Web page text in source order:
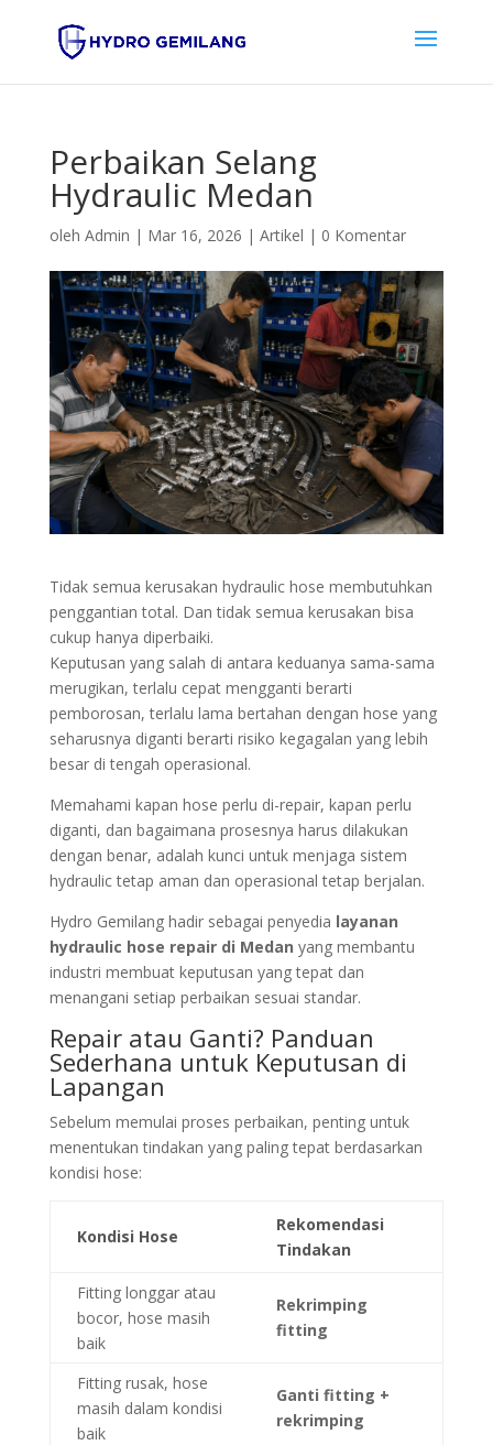
Perbaikan Selang
Hydraulic Medan
oleh Admin | Mar 16, 2026 | Artikel | 0 Komentar
Tidak semua kerusakan hydraulic hose membutuhkan
penggantian total. Dan tidak semua kerusakan bisa
cukup hanya diperbaiki.
Keputusan yang salah di antara keduanya sama-sama
merugikan, terlalu cepat mengganti berarti
pemborosan, terlalu lama bertahan dengan hose yang
seharusnya diganti berarti risiko kegagalan yang lebih
besar di tengah operasional.
Memahami kapan hose perlu di-repair, kapan perlu
diganti, dan bagaimana prosesnya harus dilakukan
dengan benar, adalah kunci untuk menjaga sistem
hydraulic tetap aman dan operasional tetap berjalan.
Hydro Gemilang hadir sebagai penyedia layanan
hydraulic hose repair di Medan yang membantu
industri membuat keputusan yang tepat dan
menangani setiap perbaikan sesuai standar.
Repair atau Ganti? Panduan
Sederhana untuk Keputusan di
Lapangan
Sebelum memulai proses perbaikan, penting untuk
menentukan tindakan yang paling tepat berdasarkan
kondisi hose:
Kondisi Hose
Rekomendasi
Tindakan
Fitting longgar atau
bocor, hose masih
baik
Rekrimping
fitting
Fitting rusak, hose
masih dalam kondisi
baik
Ganti fitting +
rekrimping